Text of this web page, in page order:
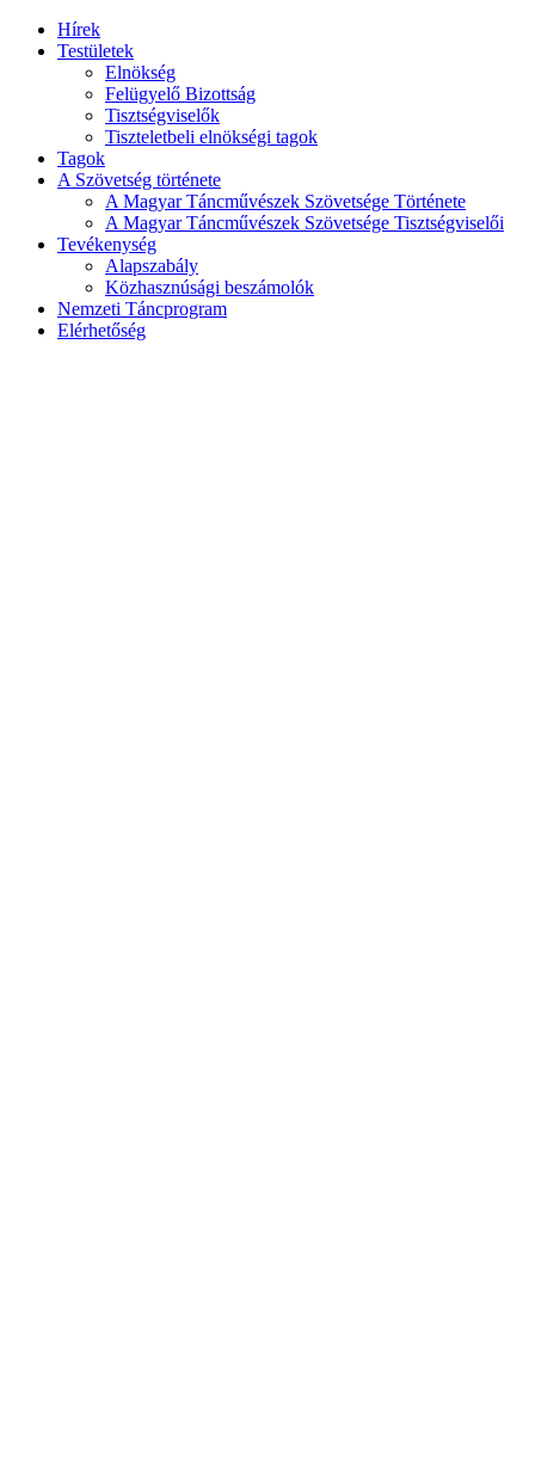
Hírek
Testületek
Elnökség
Felügyelő Bizottság
Tisztségviselők
Tiszteletbeli elnökségi tagok
Tagok
A Szövetség története
A Magyar Táncművészek Szövetsége Története
A Magyar Táncművészek Szövetsége Tisztségviselői
Tevékenység
Alapszabály
Közhasznúsági beszámolók
Nemzeti Táncprogram
Elérhetőség